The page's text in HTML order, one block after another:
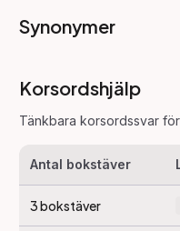
Synonymer
Korsordshjälp
Tänkbara korsordssvar för
Antal bokstäver
3bokstäver